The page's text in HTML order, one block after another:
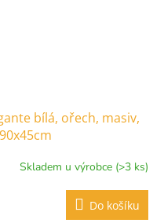
bílá, ořech, masiv,
Skladem u výrobce (>3 ks)
Do košíku